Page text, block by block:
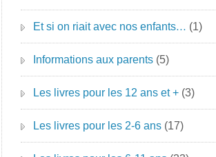
Et si on riait avec nos enfants… (1)
Informations aux parents (5)
Les livres pour les 12 ans et + (3)
Les livres pour les 2-6 ans (17)